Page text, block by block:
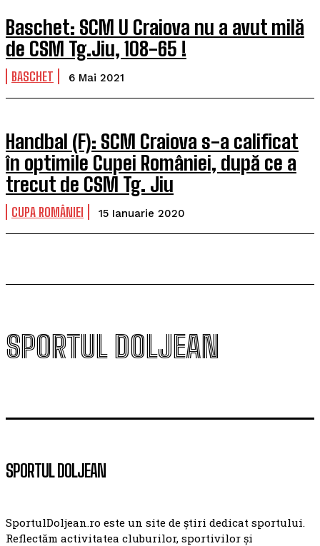
Baschet: SCM U Craiova nu a avut milă
de CSM Tg.Jiu, 108-65 !
BASCHET 6 Mai 2021
Handbal (F): SCM Craiova s-a calificat
în optimile Cupei României, după ce a
trecut de CSM Tg. Jiu
CUPA ROMÂNIEI 15 Ianuarie 2020
SPORTUL DOLJEAN
SPORTUL DOLJEAN
SportulDoljean.ro este un site de știri dedicat sportului.
Reflectăm activitatea cluburilor, sportivilor și